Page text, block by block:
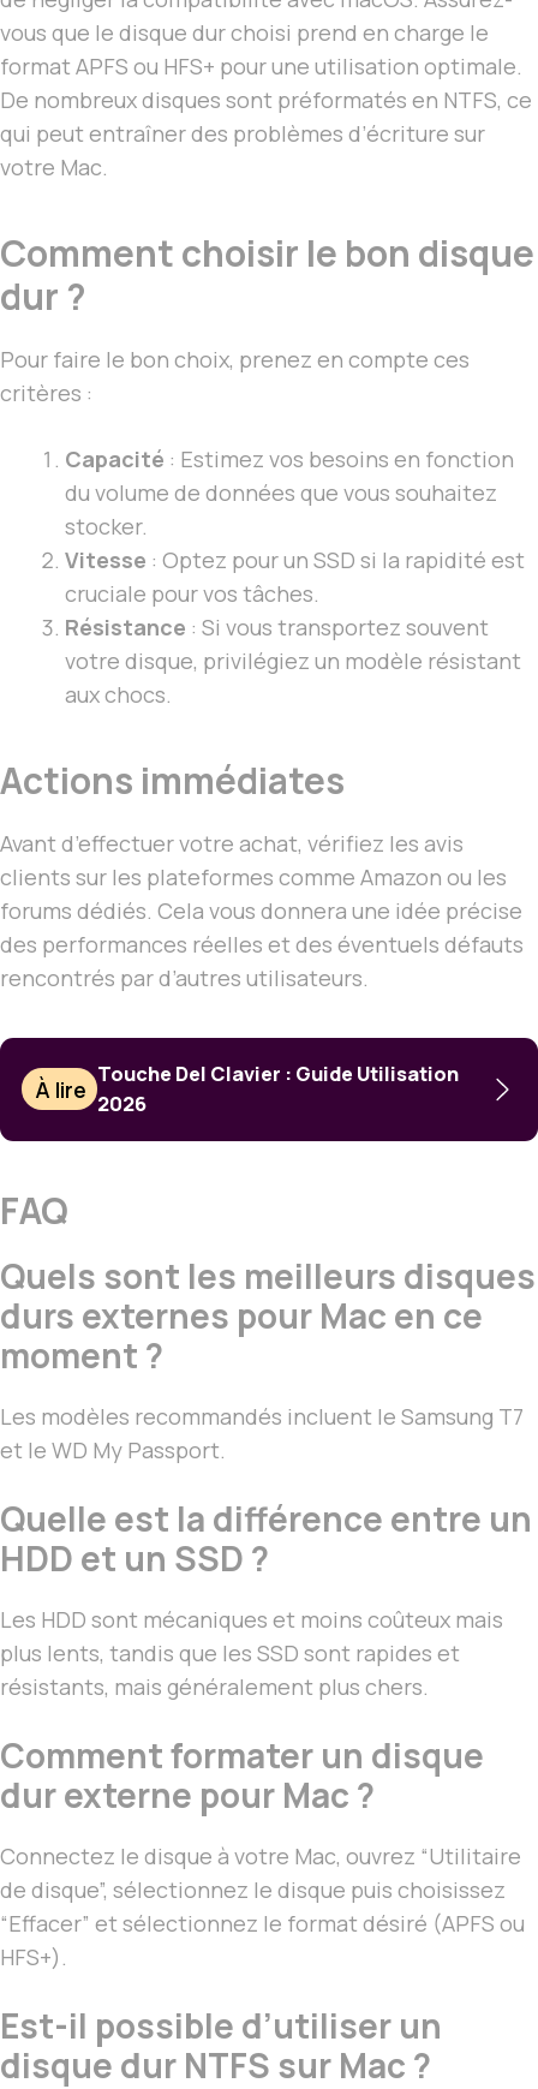
vous que le disque dur choisi prend en charge le
format APFS ou HFS+ pour une utilisation optimale.
De nombreux disques sont préformatés en NTFS, ce
qui peut entraîner des problèmes d’écriture sur
votre Mac.
Comment choisir le bon disque
dur ?
Pour faire le bon choix, prenez en compte ces
critères :
Capacité : Estimez vos besoins en fonction
du volume de données que vous souhaitez
stocker.
Vitesse : Optez pour un SSD si la rapidité est
cruciale pour vos tâches.
Résistance : Si vous transportez souvent
votre disque, privilégiez un modèle résistant
aux chocs.
Actions immédiates
Avant d’effectuer votre achat, vérifiez les avis
clients sur les plateformes comme Amazon ou les
forums dédiés. Cela vous donnera une idée précise
des performances réelles et des éventuels défauts
rencontrés par d’autres utilisateurs.
À lire
Touche Del Clavier : Guide Utilisation
2026
FAQ
Quels sont les meilleurs disques
durs externes pour Mac en ce
moment ?
Les modèles recommandés incluent le Samsung T7
et le WD My Passport.
Quelle est la différence entre un
HDD et un SSD ?
Les HDD sont mécaniques et moins coûteux mais
plus lents, tandis que les SSD sont rapides et
résistants, mais généralement plus chers.
Comment formater un disque
dur externe pour Mac ?
Connectez le disque à votre Mac, ouvrez “Utilitaire
de disque”, sélectionnez le disque puis choisissez
“Effacer” et sélectionnez le format désiré (APFS ou
HFS+).
Est-il possible d’utiliser un
disque dur NTFS sur Mac ?